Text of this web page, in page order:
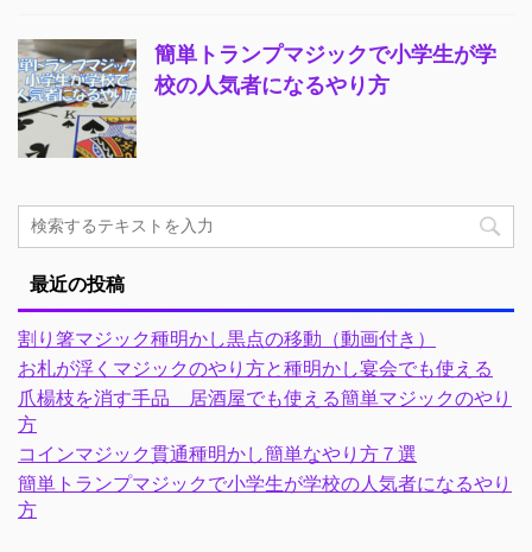
簡単トランプマジックで小学生が学
校の人気者になるやり方
最近の投稿
割り箸マジック種明かし黒点の移動（動画付き）
お札が浮くマジックのやり方と種明かし宴会でも使える
爪楊枝を消す手品 居酒屋でも使える簡単マジックのやり
方
コインマジック貫通種明かし簡単なやり方７選
簡単トランプマジックで小学生が学校の人気者になるやり
方